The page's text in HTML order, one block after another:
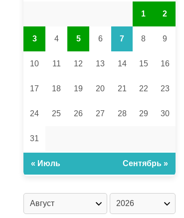
1 2
3 4 5 6 7 8 9
10 11 12 13 14 15 16
17 18 19 20 21 22 23
24 25 26 27 28 29 30
31
« Июль Сентябрь »